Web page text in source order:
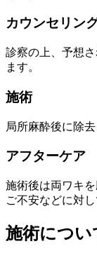
カウンセリン
診察の上、予想
ます。
施術
局所麻酔後に除
アフターケア
施術後は両ワキ
ご不安などに対
施術につい